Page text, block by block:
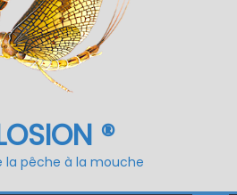
®
la pêche à la mouche